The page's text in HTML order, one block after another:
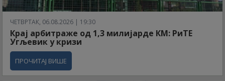
ЧЕТВРТАК, 06.08.2026 | 19:30
Крај арбитраже од 1,3 милијарде КМ: РиТЕ
Угљевик у кризи
ПРОЧИТАЈ ВИШЕ